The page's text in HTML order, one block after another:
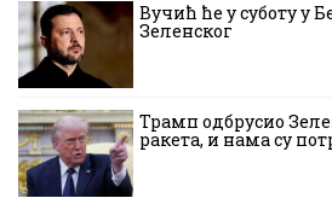
Вучић ће у суботу у
Зеленског
Трамп одбрусио
ракета, и нама су